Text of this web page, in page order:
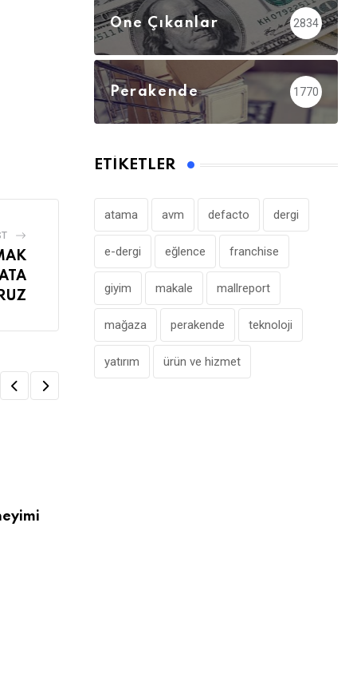
Öne Çıkanlar 2834
Perakende 1770
ETIKETLER
atama avm defacto dergi
e-dergi eğlence franchise
giyim makale mallreport
mağaza perakende teknoloji
yatırım ürün ve hizmet